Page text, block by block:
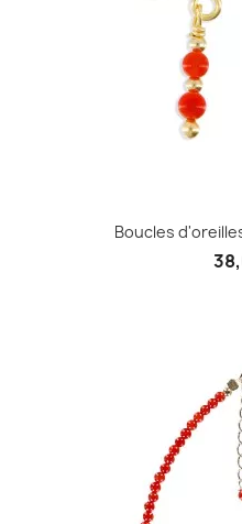
Boucles